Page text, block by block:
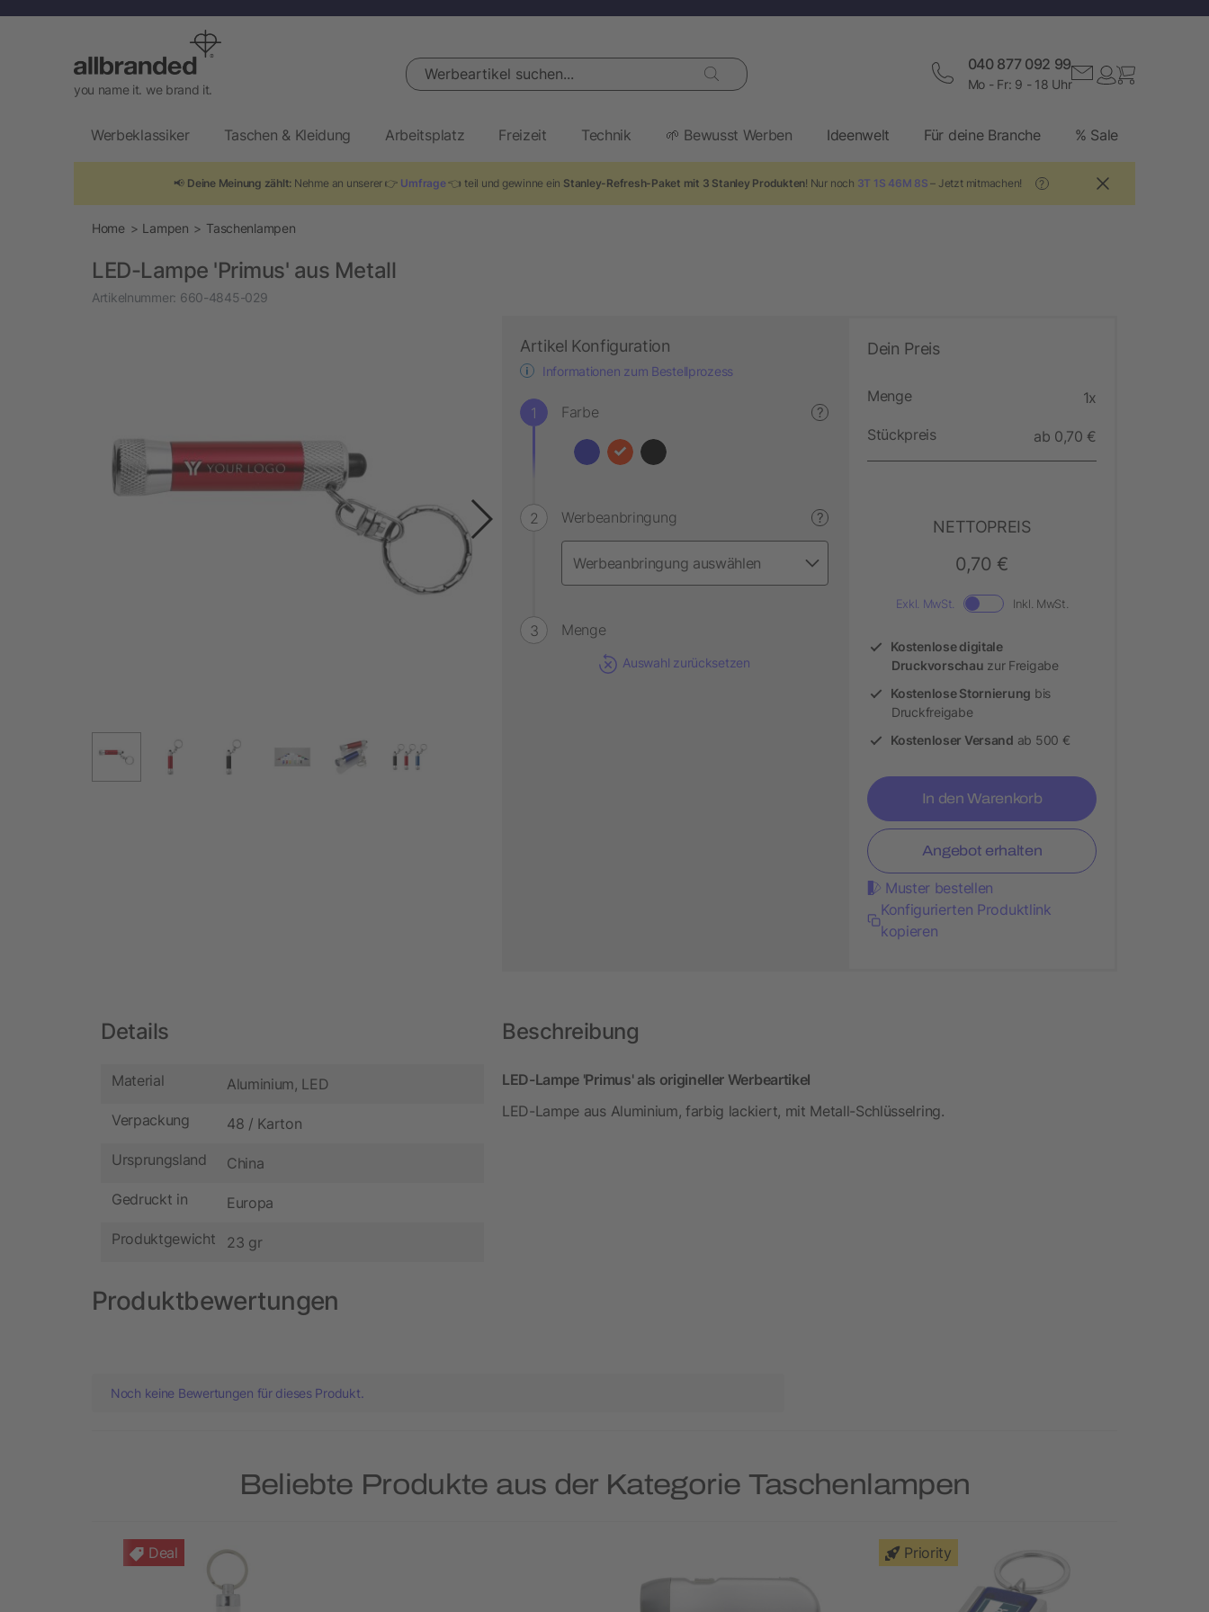
you name it. we brand it.
Werbeartikel suchen... 040 877 092 99
Mo - Fr: 9 - 18 Uhr
Werbeklassiker Taschen & Kleidung Arbeitsplatz Freizeit Technik 🌱 Bewusst Werben Ideenwelt Für deine Branche % Sale
📢 Deine Meinung zählt: Nehme an unserer 👉 Umfrage👈 teil und gewinne ein Stanley-Refresh-Paket mit 3 Stanley Produkten! Nur noch 3T 1S 46M 7S – Jetzt mitmachen! ?
Home Lampen Taschenlampen
LED-Lampe 'Primus' aus Metall
Artikelnummer: 660-4845-029
Artikel Konfiguration
Informationen zum Bestellprozess
Farbe ?
Werbeanbringung ?
Menge
Auswahl zurücksetzen
Dein Preis
Menge 1x
Stückpreis ab 0,70 €
NETTOPREIS
0,70 €
Exkl. MwSt. Inkl. MwSt.
Kostenlose digitale
Druckvorschau zur Freigabe
Kostenlose Stornierung bis
Druckfreigabe
Kostenloser Versand ab 500 €
In den Warenkorb
Angebot erhalten
Muster bestellen
Konfigurierten Produktlink
kopieren
Details
Material Aluminium, LED
Verpackung 48 / Karton
Ursprungsland China
Gedruckt in Europa
Produktgewicht 23 gr
Beschreibung
LED-Lampe 'Primus' als origineller Werbeartikel
LED-Lampe aus Aluminium, farbig lackiert, mit Metall-Schlüsselring.
Produktbewertungen
Noch keine Bewertungen für dieses Produkt.
Beliebte Produkte aus der Kategorie Taschenlampen
Deal Priority